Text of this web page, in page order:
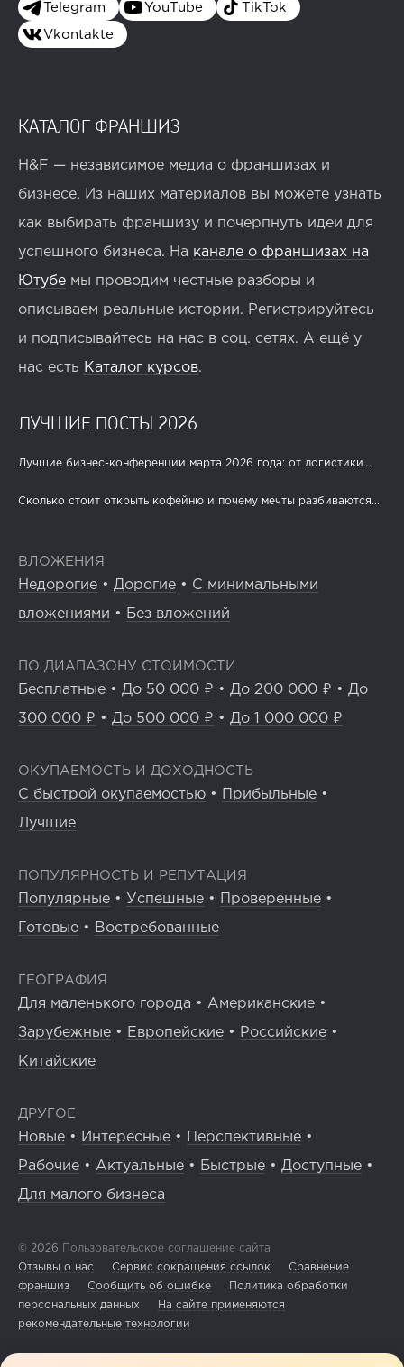
Telegram YouTube TikTok
Vkontakte
КАТАЛОГ ФРАНШИЗ
H&F — независимое медиа о франшизах и
бизнесе. Из наших материалов вы можете узнать
как выбирать франшизу и почерпнуть идеи для
успешного бизнеса. На канале о франшизах на
Ютубе мы проводим честные разборы и
описываем реальные истории. Регистрируйтесь
и подписывайтесь на нас в соц. сетях. А ещё у
нас есть Каталог курсов.
ЛУЧШИЕ ПОСТЫ 2026
Лучшие бизнес-конференции марта 2026 года: от логистики...
Сколько стоит открыть кофейню и почему мечты разбиваются...
ВЛОЖЕНИЯ
Недорогие • Дорогие • С минимальными
вложениями • Без вложений
ПО ДИАПАЗОНУ СТОИМОСТИ
Бесплатные • До 50 000 ₽ • До 200 000 ₽ • До
300 000 ₽ • До 500 000 ₽ • До 1 000 000 ₽
ОКУПАЕМОСТЬ И ДОХОДНОСТЬ
С быстрой окупаемостью • Прибыльные •
Лучшие
ПОПУЛЯРНОСТЬ И РЕПУТАЦИЯ
Популярные • Успешные • Проверенные •
Готовые • Востребованные
ГЕОГРАФИЯ
Для маленького города • Американские •
Зарубежные • Европейские • Российские •
Китайские
ДРУГОЕ
Новые • Интересные • Перспективные •
Рабочие • Актуальные • Быстрые • Доступные •
Для малого бизнеса
© 2026 Пользовательское соглашение сайта
Отзывы о нас
Сервис сокращения ссылок
Сравнение
франшиз
Сообщить об ошибке
Политика обработки
персональных данных
На сайте применяются
рекомендательные технологии